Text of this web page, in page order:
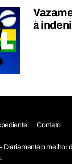
à
Contato
o melhor